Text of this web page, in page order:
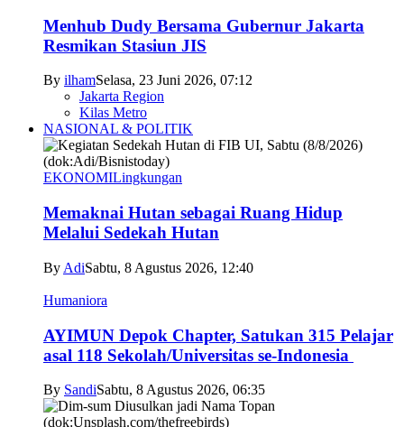
Menhub Dudy Bersama Gubernur Jakarta
Resmikan Stasiun JIS
By ilhamSelasa, 23 Juni 2026, 07:12
Jakarta Region
Kilas Metro
NASIONAL & POLITIK
EKONOMILingkungan
Memaknai Hutan sebagai Ruang Hidup
Melalui Sedekah Hutan
By AdiSabtu, 8 Agustus 2026, 12:40
Humaniora
AYIMUN Depok Chapter, Satukan 315 Pelajar
asal 118 Sekolah/Universitas se-Indonesia
By SandiSabtu, 8 Agustus 2026, 06:35